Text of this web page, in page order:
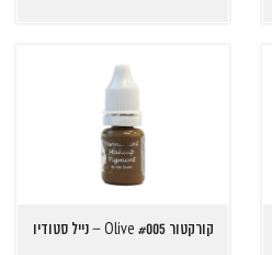
קורקטור Olive #005 – נייל סטודיו